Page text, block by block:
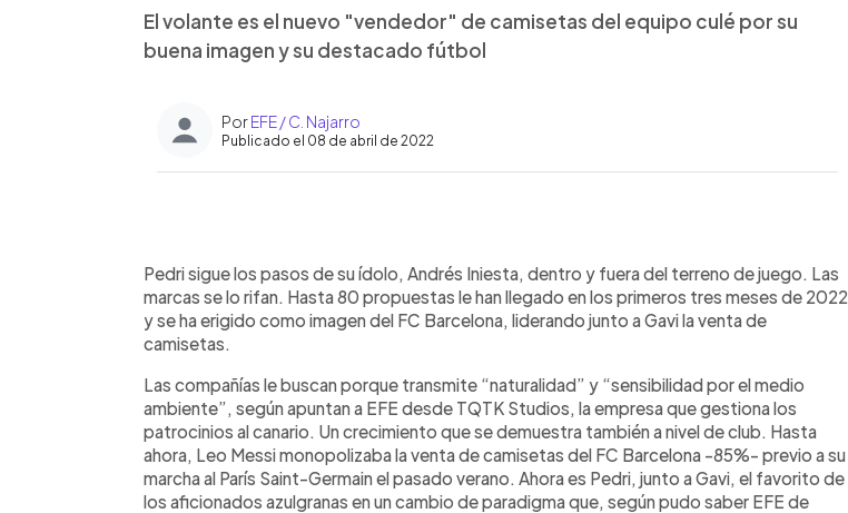
El volante es el nuevo "vendedor" de camisetas del equipo culé por su
buena imagen y su destacado fútbol
PorEFE / C. Najarro
Publicado el 08 de abril de 2022
Escuchar artículo
Pedri sigue los pasos de su ídolo, Andrés Iniesta, dentro y fuera del terreno de juego. Las
marcas se lo rifan. Hasta 80 propuestas le han llegado en los primeros tres meses de 2022
y se ha erigido como imagen del FC Barcelona, liderando junto a Gavi la venta de
camisetas.
Las compañías le buscan porque transmite “naturalidad” y “sensibilidad por el medio
ambiente”, según apuntan a EFE desde TQTK Studios, la empresa que gestiona los
patrocinios al canario. Un crecimiento que se demuestra también a nivel de club. Hasta
ahora, Leo Messi monopolizaba la venta de camisetas del FC Barcelona -85%- previo a su
marcha al París Saint-Germain el pasado verano. Ahora es Pedri, junto a Gavi, el favorito de
los aficionados azulgranas en un cambio de paradigma que, según pudo saber EFE de